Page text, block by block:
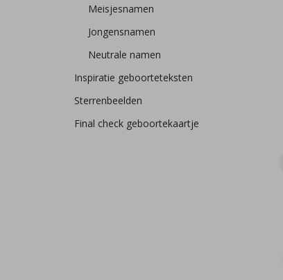
Meisjesnamen
Jongensnamen
Neutrale namen
Inspiratie geboorteteksten
Sterrenbeelden
Final check geboortekaartje